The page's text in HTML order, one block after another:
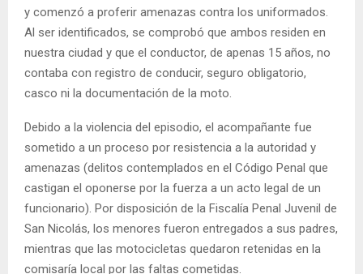
y comenzó a proferir amenazas contra los uniformados.
Al ser identificados, se comprobó que ambos residen en
nuestra ciudad y que el conductor, de apenas 15 años, no
contaba con registro de conducir, seguro obligatorio,
casco ni la documentación de la moto.
Debido a la violencia del episodio, el acompañante fue
sometido a un proceso por resistencia a la autoridad y
amenazas (delitos contemplados en el Código Penal que
castigan el oponerse por la fuerza a un acto legal de un
funcionario). Por disposición de la Fiscalía Penal Juvenil de
San Nicolás, los menores fueron entregados a sus padres,
mientras que las motocicletas quedaron retenidas en la
comisaría local por las faltas cometidas.